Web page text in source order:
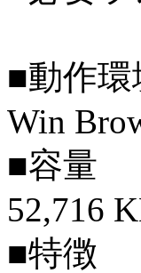
■動作環
Win
■容量
52,716
■特徴